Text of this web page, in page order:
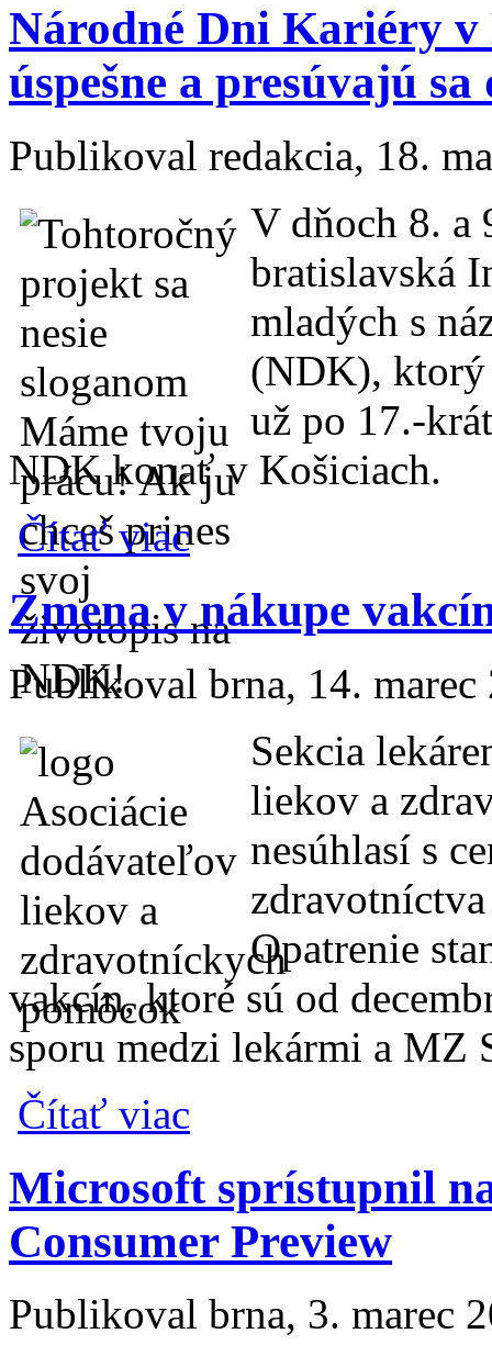
Národné Dni Kariéry v
úspešne a presúvajú sa
Publikoval redakcia, 18.
V dňoch 8. a
bratislavská
mladých s
(NDK), ktorý
už po 17.-
NDK konať v Košiciach.
Čítať viac o Národné Dni Kariéry v Bratislave sa
Zmena v nákupe
Publikoval brna, 14. marec
Sekcia
liekov a
nesúhlasí s
Opatrenie
vakcín, ktoré sú od
sporu medzi lekármi a MZ
Čítať viac
Microsoft sprístupnil
Consumer Preview
Publikoval brna, 3. marec